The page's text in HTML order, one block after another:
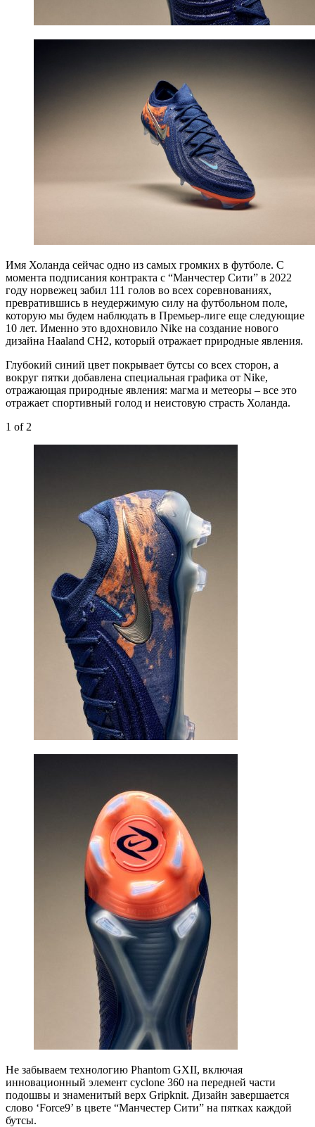
Имя Холанда сейчас одно из самых громких в футболе. С
момента подписания контракта с “Манчестер Сити” в 2022
году норвежец забил 111 голов во всех соревнованиях,
превратившись в неудержимую силу на футбольном поле,
которую мы будем наблюдать в Премьер-лиге еще следующие
10 лет. Именно это вдохновило Nike на создание нового
дизайна Haaland CH2, который отражает природные явления.
Глубокий синий цвет покрывает бутсы со всех сторон, а
вокруг пятки добавлена специальная графика от Nike,
отражающая природные явления: магма и метеоры – все это
отражает спортивный голод и неистовую страсть Холанда.
1 of 2
Не забываем технологию Phantom GXII, включая
инновационный элемент cyclone 360 на передней части
подошвы и знаменитый верх Gripknit. Дизайн завершается
слово ‘Force9’ в цвете “Манчестер Сити” на пятках каждой
бутсы.